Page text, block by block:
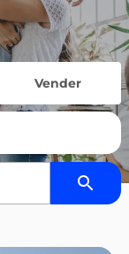
Vender